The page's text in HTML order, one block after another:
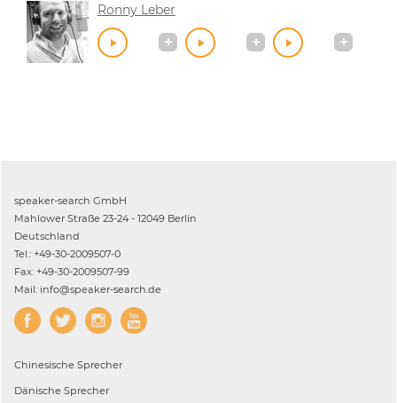
Ronny Leber
speaker-search GmbH
Mahlower Straße 23-24 - 12049 Berlin
Deutschland
Tel.: +49-30-2009507-0
Fax: +49-30-2009507-99
Mail: info@speaker-search.de
Chinesische Sprecher
Dänische Sprecher